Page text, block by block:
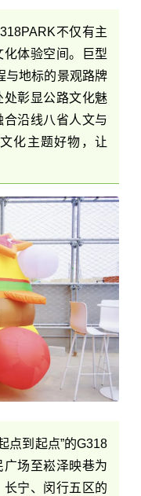
不仅有主
体验空间。巨型
与地标的景观路牌
彰显公路文化魅
沿线八省人文与
化主题好物，让
点到起点”的G318
场至崧泽映巷为
宁、闵行五区的